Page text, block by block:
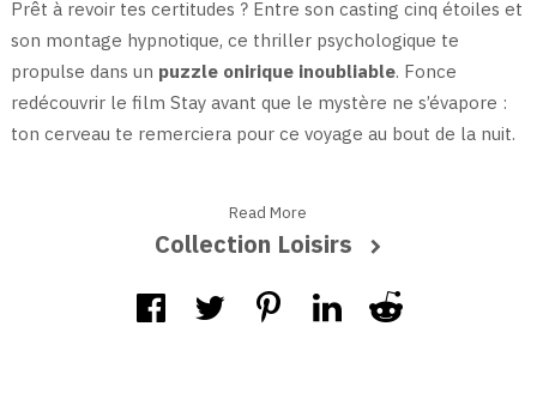
Prêt à revoir tes certitudes ? Entre son casting cinq étoiles et
son montage hypnotique, ce thriller psychologique te
propulse dans un puzzle onirique inoubliable. Fonce
redécouvrir le film Stay avant que le mystère ne s’évapore :
ton cerveau te remerciera pour ce voyage au bout de la nuit.
Read More
Collection Loisirs